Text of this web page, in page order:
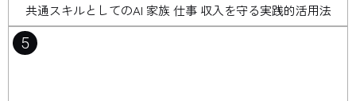
共通スキルとしてのAI 家族 仕事 収入を守る実践的活用法
5